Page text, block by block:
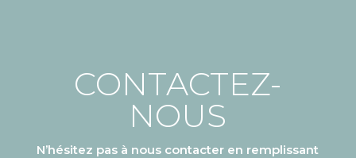
CONTACTEZ-
NOUS
N’hésitez pas à nous contacter en remplissant